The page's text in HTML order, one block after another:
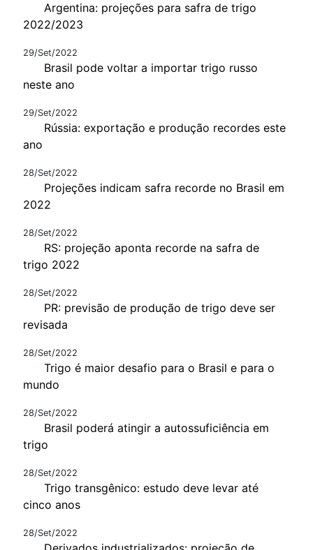
Argentina: projeções para safra de trigo
2022/2023
29/Set/2022
Brasil pode voltar a importar trigo russo
neste ano
29/Set/2022
Rússia: exportação e produção recordes este
ano
28/Set/2022
Projeções indicam safra recorde no Brasil em
2022
28/Set/2022
RS: projeção aponta recorde na safra de
trigo 2022
28/Set/2022
PR: previsão de produção de trigo deve ser
revisada
28/Set/2022
Trigo é maior desafio para o Brasil e para o
mundo
28/Set/2022
Brasil poderá atingir a autossuficiência em
trigo
28/Set/2022
Trigo transgênico: estudo deve levar até
cinco anos
28/Set/2022